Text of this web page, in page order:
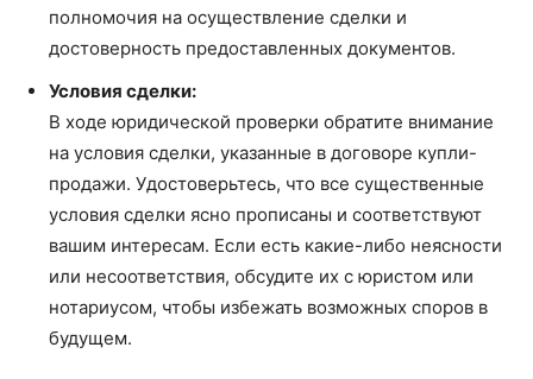
полномочия на осуществление сделки и
достоверность предоставленных документов.
Условия сделки:
В ходе юридической проверки обратите внимание
на условия сделки, указанные в договоре купли-
продажи. Удостоверьтесь, что все существенные
условия сделки ясно прописаны и соответствуют
вашим интересам. Если есть какие-либо неясности
или несоответствия, обсудите их с юристом или
нотариусом, чтобы избежать возможных споров в
будущем.